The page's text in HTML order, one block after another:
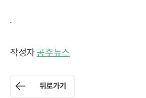
.
작성자 공주뉴스
뒤로가기